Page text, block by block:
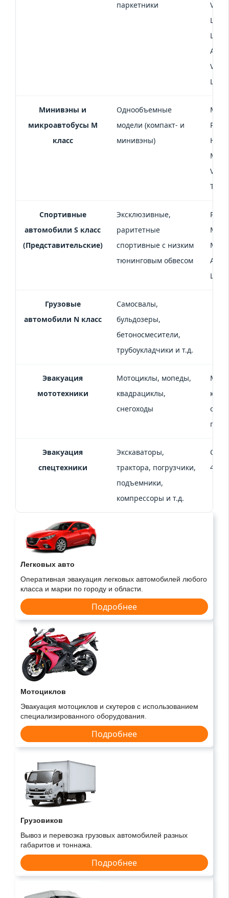
паркетники
Land
Audi
Минивэны и
микроавтобусы M
класс
Однообъемные
модели (компакт- и
минивэны)
Спортивные
автомобили S класс
(Представительские)
Эксклюзивные,
раритетные
спортивные с низким
тюнинговым обвесом
Audi
Грузовые
автомобили N класс
Самосвалы,
бульдозеры,
бетоносмесители,
трубоукладчики и т.д.
Эвакуация
мототехники
Мотоциклы, мопеды,
квадрациклы,
снегоходы
Эвакуация
спецтехники
Экскаваторы,
трактора, погрузчики,
подъемники,
компрессоры и т.д.
4,4
Легковых авто
Оперативная эвакуация легковых автомобилей любого
класса и марки по городу и области.
Подробнее
Мотоциклов
Эвакуация мотоциклов и скутеров с использованием
специализированного оборудования.
Подробнее
Грузовиков
Вывоз и перевозка грузовых автомобилей разных
габаритов и тоннажа.
Подробнее